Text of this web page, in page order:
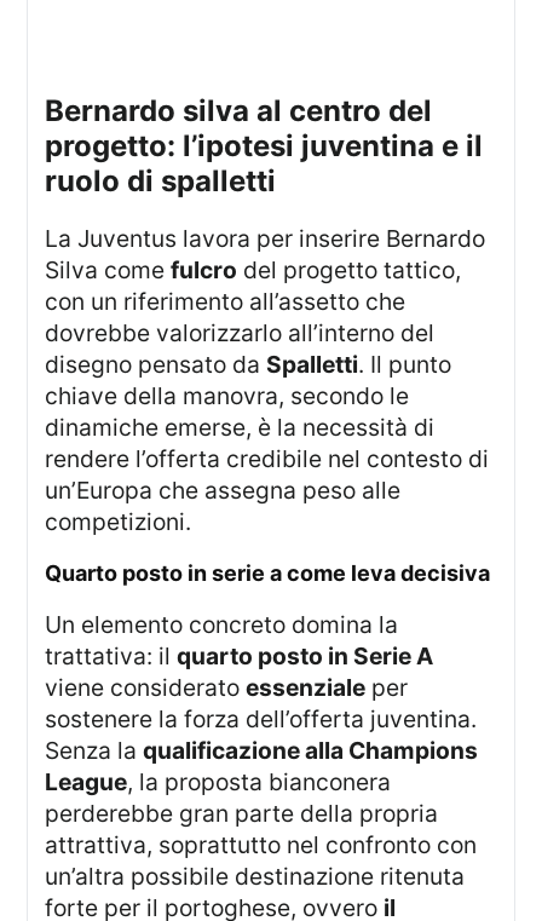
bernardo silva al centro del
progetto: l’ipotesi juventina e il
ruolo di spalletti
La Juventus lavora per inserire Bernardo
Silva comefulcro del progetto tattico,
con un riferimento all’assetto che
dovrebbe valorizzarlo all’interno del
disegno pensato da Spalletti. Il punto
chiave della manovra, secondo le
dinamiche emerse, è la necessità di
rendere l’offerta credibile nel contesto di
un’Europa che assegna peso alle
competizioni.
quarto posto in serie a come leva decisiva
Un elemento concreto domina la
trattativa: ilquarto posto in Serie A
viene consideratoessenziale per
sostenere la forza dell’offerta juventina.
Senza laqualificazione alla Champions
League, la proposta bianconera
perderebbe gran parte della propria
attrattiva, soprattutto nel confronto con
un’altra possibile destinazione ritenuta
forte per il portoghese, ovvero il